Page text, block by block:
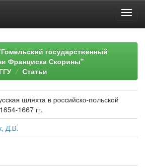
государственный
Франциска Скорины"
Статьи
шляхта в российско-польской
1667 гг.
Д.В.